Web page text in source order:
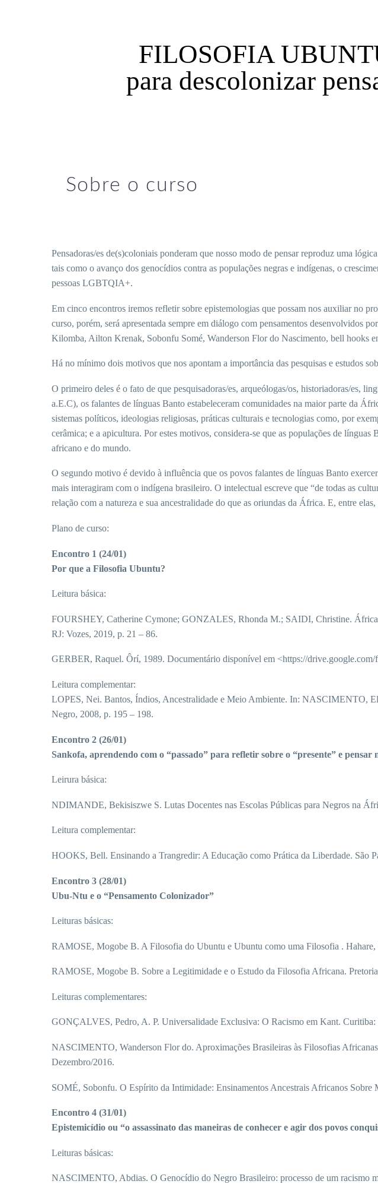
FILOSOFIA
para descolonizar
Sobre o curso
Pensadoras/es de(s)coloniais ponderam que nosso modo de pensar reproduz uma
tais como o avanço dos genocídios contra as populações negras e indígenas, o
pessoas LGBTQIA+.
Em cinco encontros iremos refletir sobre epistemologias que possam nos auxiliar no
curso, porém, será apresentada sempre em diálogo com pensamentos desenvolvidos
Kilomba, Ailton Krenak, Sobonfu Somé, Wanderson Flor do Nascimento, bell hooks
Há no mínimo dois motivos que nos apontam a importância das pesquisas e estudos
O primeiro deles é o fato de que pesquisadoras/es, arqueólogas/os, historiadoras/es,
a.E.C), os falantes de línguas Banto estabeleceram comunidades na maior parte da
sistemas políticos, ideologias religiosas, práticas culturais e tecnologias como, por
cerâmica; e a apicultura. Por estes motivos, considera-se que as populações de
africano e do mundo.
O segundo motivo é devido à influência que os povos falantes de línguas Banto
mais interagiram com o indígena brasileiro. O intelectual escreve que “de todas as
relação com a natureza e sua ancestralidade do que as oriundas da África. E, entre
Plano de curso:
Encontro 1 (24/01)
Por que a Filosofia Ubuntu?
Leitura básica:
FOURSHEY, Catherine Cymone; GONZALES, Rhonda M.; SAIDI, Christine. África
RJ: Vozes, 2019, p. 21 – 86.
GERBER, Raquel. Ôrí, 1989. Documentário disponível em <https://
Leitura complementar:
LOPES, Nei. Bantos, Índios, Ancestralidade e Meio Ambiente. In: NASCIMENTO,
Negro, 2008, p. 195 – 198.
Encontro 2 (26/01)
Sankofa, aprendendo com o “passado” para refletir sobre o “presente” e pensar
Leirura básica:
NDIMANDE, Bekisiszwe S. Lutas Docentes nas Escolas Públicas para Negros na
Leitura complementar:
HOOKS, Bell. Ensinando a Trangredir: A Educação como Prática da Liberdade. São
Encontro 3 (28/01)
Ubu-Ntu e o “Pensamento Colonizador”
Leituras básicas:
RAMOSE, Mogobe B. A Filosofia do Ubuntu e Ubuntu como uma Filosofia .
RAMOSE, Mogobe B. Sobre a Legitimidade e o Estudo da Filosofia Africana.
Leituras complementares:
GONÇALVES, Pedro, A. P. Universalidade Exclusiva: O Racismo em Kant. Curitiba:
NASCIMENTO, Wanderson Flor do. Aproximações Brasileiras às Filosofias
Dezembro/2016.
SOMÉ, Sobonfu. O Espírito da Intimidade: Ensinamentos Ancestrais Africanos Sobre
Encontro 4 (31/01)
Epistemicídio ou “o assassinato das maneiras de conhecer e agir dos povos
Leituras básicas:
NASCIMENTO, Abdias. O Genocídio do Negro Brasileiro: processo de um racismo